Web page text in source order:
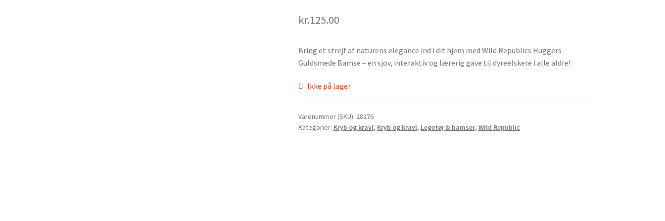
kr.125.00
Bring et strejf af naturens elegance ind i dit hjem med Wild Republics Huggers
Guldsmede Bamse – en sjov, interaktiv og lærerig gave til dyreelskere i alle aldre!
Ikke på lager
Varenummer (SKU): 28276
Kategorier: Kryb og kravl, Kryb og kravl, Legetøj & bamser, Wild Republic